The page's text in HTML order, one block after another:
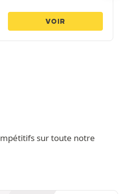
VOIR
sur toute notre